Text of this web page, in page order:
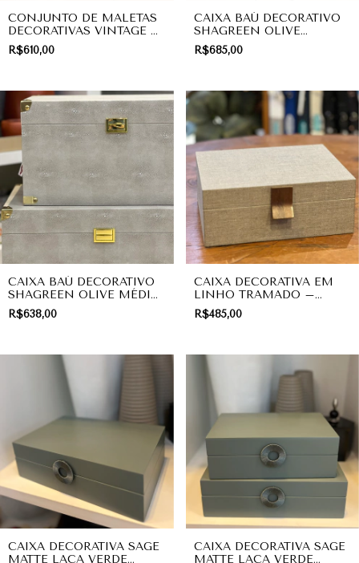
CONJUNTO DE MALETAS
DECORATIVAS VINTAGE –
TRAVELER DARK BROWN
(2 PEÇAS) | DECORAÇÃO
R$610,00
CAIXA BAÚ DECORATIVO
SHAGREEN OLIVE
GRANDE – TEXTURA
ARRAIA COM PUXADOR
R$685,00
CAIXA BAÚ DECORATIVO
SHAGREEN OLIVE MÉDIO
– TEXTURA ARRAIA COM
PUXADOR GOLD LEAF |
R$638,00
CAIXA DECORATIVA EM
LINHO TRAMADO –
GREIGE COM PUXADOR
MINIMALISTA | PRESENTE
R$485,00
CAIXA DECORATIVA SAGE
MATTE LACA VERDE
CAIXA DECORATIVA SAGE
MATTE LACA VERDE